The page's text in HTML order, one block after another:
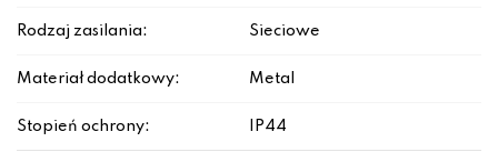
Rodzaj zasilania: Sieciowe
Materiał dodatkowy: Metal
Stopień ochrony: IP44